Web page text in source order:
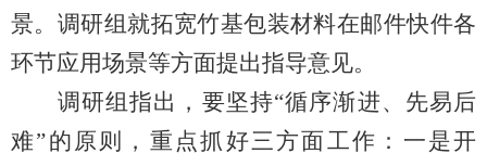
景。调研组就拓宽竹基包装材料在邮件快件各
环节应用场景等方面提出指导意见。
调研组指出 ， 要坚持“循序渐进、先易后
难”的原则，重点抓好三方面工作：一是开